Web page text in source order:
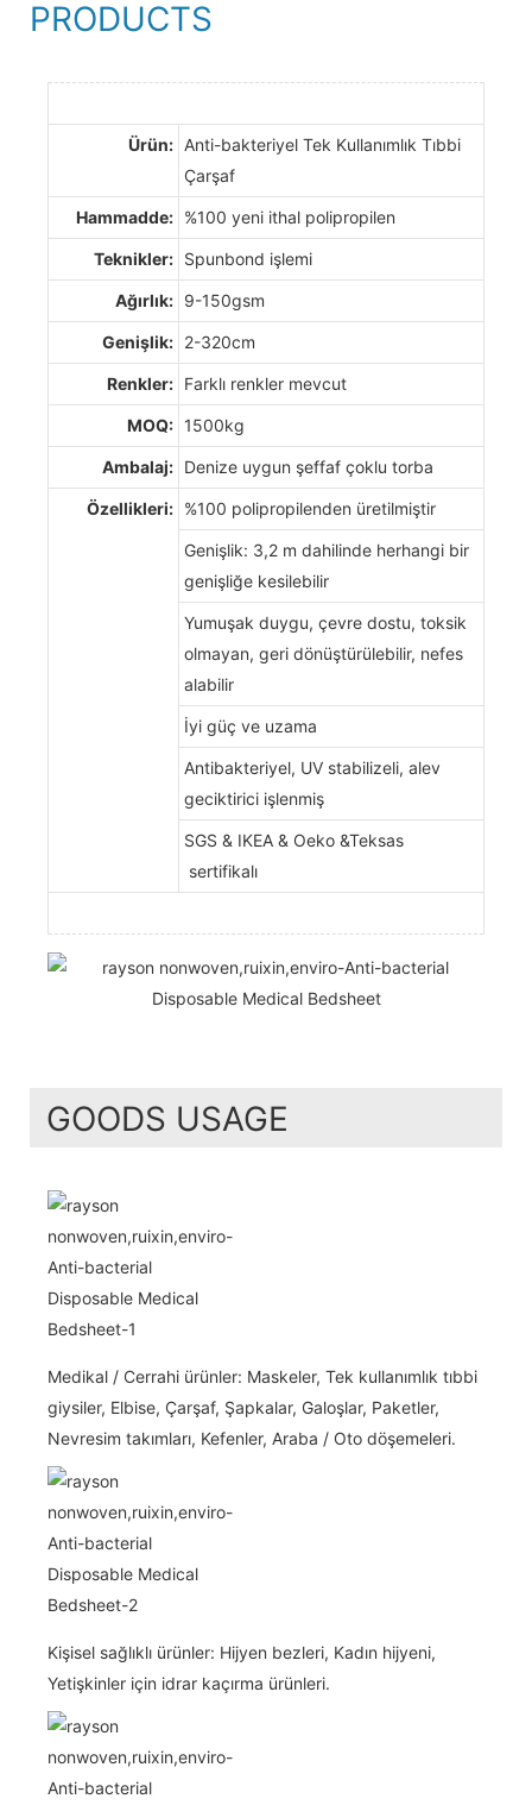
PRODUCTS
Ürün: Anti-bakteriyel Tek Kullanımlık Tıbbi
Çarşaf
Hammadde: %100 yeni ithal polipropilen
Teknikler: Spunbond işlemi
Ağırlık: 9-150gsm
Genişlik: 2-320cm
Renkler: Farklı renkler mevcut
MOQ: 1500kg
Ambalaj: Denize uygun şeffaf çoklu torba
Özellikleri: %100 polipropilenden üretilmiştir
Genişlik: 3,2 m dahilinde herhangi bir
genişliğe kesilebilir
Yumuşak duygu, çevre dostu, toksik
olmayan, geri dönüştürülebilir, nefes
alabilir
İyi güç ve uzama
Antibakteriyel, UV stabilizeli, alev
geciktirici işlenmiş
SGS & IKEA & Oeko &Teksas
sertifikalı
GOODS USAGE
Medikal / Cerrahi ürünler: Maskeler, Tek kullanımlık tıbbi
giysiler, Elbise, Çarşaf, Şapkalar, Galoşlar, Paketler,
Nevresim takımları, Kefenler, Araba / Oto döşemeleri.
Kişisel sağlıklı ürünler: Hijyen bezleri, Kadın hijyeni,
Yetişkinler için idrar kaçırma ürünleri.